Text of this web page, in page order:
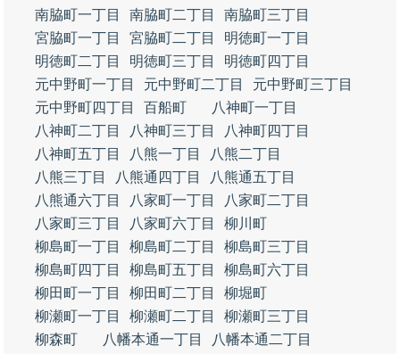
南脇町一丁目
南脇町二丁目
南脇町三丁目
宮脇町一丁目
宮脇町二丁目
明徳町一丁目
明徳町二丁目
明徳町三丁目
明徳町四丁目
元中野町一丁目
元中野町二丁目
元中野町三丁目
元中野町四丁目
百船町
八神町一丁目
八神町二丁目
八神町三丁目
八神町四丁目
八神町五丁目
八熊一丁目
八熊二丁目
八熊三丁目
八熊通四丁目
八熊通五丁目
八熊通六丁目
八家町一丁目
八家町二丁目
八家町三丁目
八家町六丁目
柳川町
柳島町一丁目
柳島町二丁目
柳島町三丁目
柳島町四丁目
柳島町五丁目
柳島町六丁目
柳田町一丁目
柳田町二丁目
柳堀町
柳瀬町一丁目
柳瀬町二丁目
柳瀬町三丁目
柳森町
八幡本通一丁目
八幡本通二丁目